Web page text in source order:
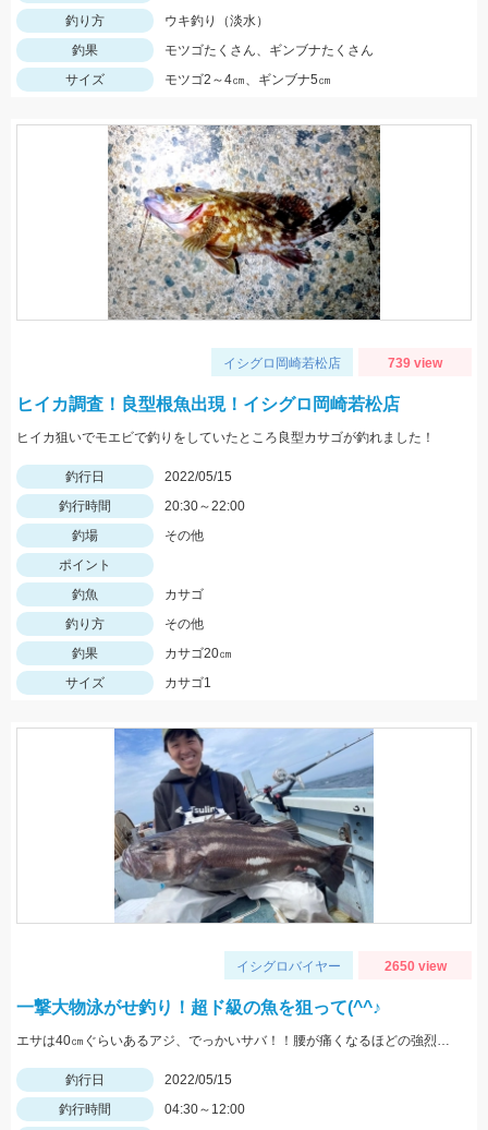
釣り方
ウキ釣り（淡水）
釣果
モツゴたくさん、ギンブナたくさん
サイズ
モツゴ2～4㎝、ギンブナ5㎝
イシグロ岡崎若松店 739 view
ヒイカ調査！良型根魚出現！イシグロ岡崎若松店
ヒイカ狙いでモエビで釣りをしていたところ良型カサゴが釣れました！
釣行日
2022/05/15
釣行時間
20:30～22:00
釣場
その他
ポイント
釣魚
カサゴ
釣り方
その他
釣果
カサゴ20㎝
サイズ
カサゴ1
イシグロバイヤー 2650 view
一撃大物泳がせ釣り！超ド級の魚を狙って(^^♪
エサは40㎝ぐらいあるアジ、でっかいサバ！！腰が痛くなるほどの強烈な引き、ロマンです。
釣行日
2022/05/15
釣行時間
04:30～12:00